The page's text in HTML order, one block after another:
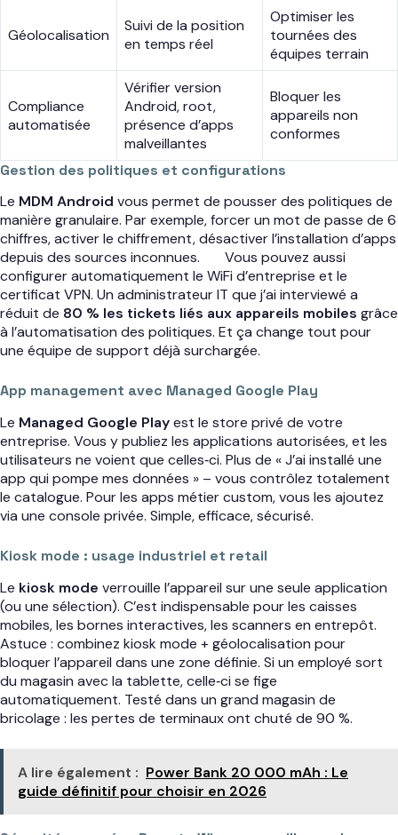
Géolocalisation
Suivi de la position
en temps réel
Optimiser les
tournées des
équipes terrain
Compliance
automatisée
Vérifier version
Android, root,
présence d’apps
malveillantes
Bloquer les
appareils non
conformes
Gestion des politiques et configurations
Le MDM Android vous permet de pousser des politiques de
manière granulaire. Par exemple, forcer un mot de passe de 6
chiffres, activer le chiffrement, désactiver l’installation d’apps
depuis des sources inconnues.
Vous pouvez aussi
configurer automatiquement le WiFi d’entreprise et le
certificat VPN. Un administrateur IT que j’ai interviewé a
réduit de 80 % les tickets liés aux appareils mobiles grâce
à l’automatisation des politiques. Et ça change tout pour
une équipe de support déjà surchargée.
App management avec Managed Google Play
Le Managed Google Playest le store privé de votre
entreprise. Vous y publiez les applications autorisées, et les
utilisateurs ne voient que celles‑ci. Plus de « J’ai installé une
app qui pompe mes données » – vous contrôlez totalement
le catalogue. Pour les apps métier custom, vous les ajoutez
via une console privée. Simple, efficace, sécurisé.
Kiosk mode : usage industriel et retail
Le kiosk mode verrouille l’appareil sur une seule application
(ou une sélection). C’est indispensable pour les caisses
mobiles, les bornes interactives, les scanners en entrepôt.
Astuce : combinez kiosk mode + géolocalisation pour
bloquer l’appareil dans une zone définie. Si un employé sort
du magasin avec la tablette, celle‑ci se fige
automatiquement. Testé dans un grand magasin de
bricolage : les pertes de terminaux ont chuté de 90 %.
A lire également : Power Bank 20 000 mAh : Le
guide définitif pour choisir en 2026